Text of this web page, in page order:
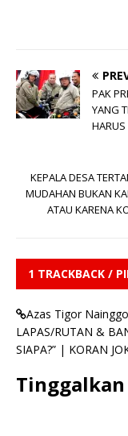
PAK
YANG
HARUS
KEPALA DESA
MUDAHAN BUKAN
ATAU KARENA
1 TRACKBACK /
Azas Tigor
LAPAS/RUTAN &
SIAPA?” | KORAN
Tinggalkan